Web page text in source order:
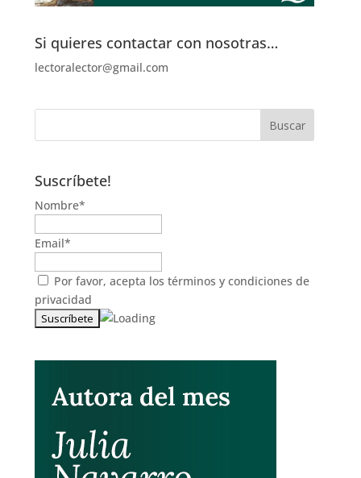
Si quieres contactar con nosotras…
lectoralector@gmail.com
Suscríbete!
Nombre*
Email*
Por favor, acepta lostérminos y condiciones de
privacidad